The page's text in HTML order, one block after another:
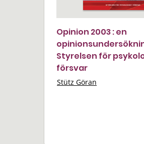
Opinion 2003 : en
Styrelsen för
försvar
Stütz Göran